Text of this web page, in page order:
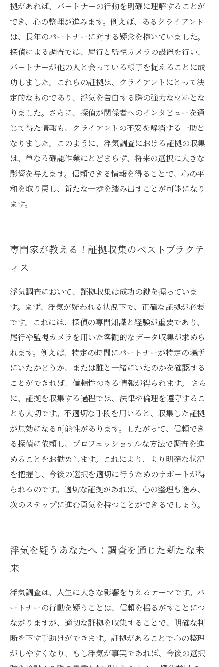
拠があれば、パートナーの行動を明確に理解することが
でき、心の整理が進みます。例えば、あるクライアント
は、長年のパートナーに対する疑念を抱いていました。
探偵による調査では、尾行と監視カメラの設置を行い、
パートナーが他の人と会っている様子を捉えることに成
功しました。これらの証拠は、クライアントにとって決
定的なものであり、浮気を告白する際の強力な材料とな
りました。さらに、探偵が関係者へのインタビューを通
じて得た情報も、クライアントの不安を解消する一助と
なりました。このように、浮気調査における証拠の収集
は、単なる確認作業にとどまらず、将来の選択に大きな
影響を与えます。信頼できる情報を得ることで、心の平
和を取り戻し、新たな一歩を踏み出すことが可能になり
ます。
専門家が教える！証拠収集のベストプラクテ
ィス
浮気調査において、証拠収集は成功の鍵を握っていま
す。まず、浮気が疑われる状況下で、正確な証拠が必要
です。これには、探偵の専門知識と経験が重要であり、
尾行や監視カメラを用いた客観的なデータ収集が求めら
れます。例えば、特定の時間にパートナーが特定の場所
にいたかどうか、または誰と一緒にいたのかを確認する
ことができれば、信頼性のある情報が得られます。 さら
に、証拠を収集する過程では、法律や倫理を遵守するこ
とも大切です。不適切な手段を用いると、収集した証拠
が無効になる可能性があります。したがって、信頼でき
る探偵に依頼し、プロフェッショナルな方法で調査を進
めることをお勧めします。これにより、より明確な状況
を把握し、今後の選択を適切に行うためのサポートが得
られるのです。適切な証拠があれば、心の整理も進み、
次のステップに進む勇気を持つことができるでしょう。
浮気を疑うあなたへ：調査を通じた新たな未
来
浮気調査は、人生に大きな影響を与えるテーマです。パ
ートナーの行動を疑うことは、信頼を揺るがすことにつ
ながりますが、適切な証拠を収集することで、明確な判
断を下す手助けができます。証拠があることで心の整理
がしやすくなり、もし浮気が事実であれば、今後の選択